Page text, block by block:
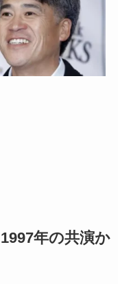
年の共演か